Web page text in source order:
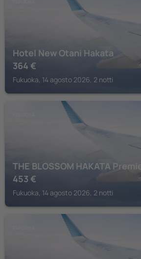
Hotel New Otani Hakata
364 €
Fukuoka, 14 agosto 2026, 2 notti
THE BLOSSOM HAKATA Premier
453 €
Fukuoka, 14 agosto 2026, 2 notti